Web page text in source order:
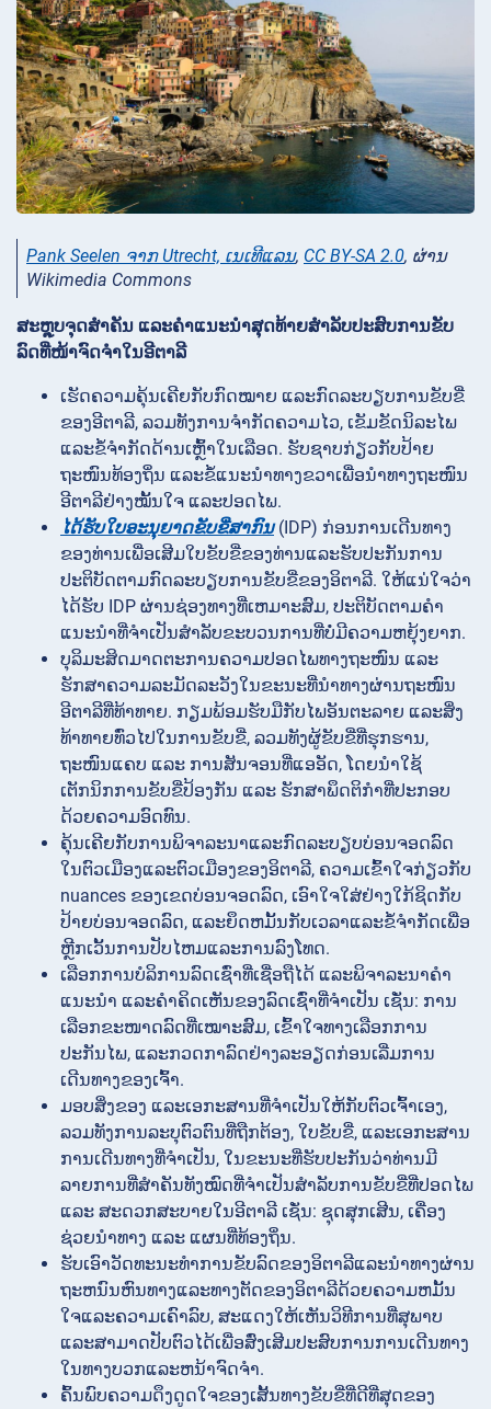
Pank Seelen ຈາກ Utrecht, ເນເທີແລນ, CC BY-SA 2.0, ຜ່ານ
Wikimedia Commons
ສະຫຼຸບຈຸດສຳຄັນ ແລະຄຳແນະນຳສຸດທ້າຍສຳລັບປະສົບການຂັບ
ລົດທີ່ໜ້າຈົດຈຳໃນອີຕາລີ
ເຮັດຄວາມຄຸ້ນເຄີຍກັບກົດໝາຍ ແລະກົດລະບຽບການຂັບຂີ່
ຂອງອີຕາລີ, ລວມທັງການຈຳກັດຄວາມໄວ, ເຂັມຂັດນິລະໄພ
ແລະຂໍ້ຈຳກັດດ້ານເຫຼົ້າໃນເລືອດ. ຮັບຊາບກ່ຽວກັບປ້າຍ
ຖະໜົນທ້ອງຖິ່ນ ແລະຂໍ້ແນະນຳທາງຂວາເພື່ອນຳທາງຖະໜົນ
ອີຕາລີຢ່າງໝັ້ນໃຈ ແລະປອດໄພ.
ໄດ້ຮັບໃບອະນຸຍາດຂັບຂີ່ສາກົນ(IDP) ກ່ອນການເດີນທາງ
ຂອງທ່ານເພື່ອເສີມໃບຂັບຂີ່ຂອງທ່ານແລະຮັບປະກັນການ
ປະຕິບັດຕາມກົດລະບຽບການຂັບຂີ່ຂອງອິຕາລີ. ໃຫ້ແນ່ໃຈວ່າ
ໄດ້ຮັບ IDP ຜ່ານຊ່ອງທາງທີ່ເຫມາະສົມ, ປະຕິບັດຕາມຄໍາ
ແນະນໍາທີ່ຈໍາເປັນສໍາລັບຂະບວນການທີ່ບໍ່ມີຄວາມຫຍຸ້ງຍາກ.
ບຸລິມະສິດມາດຕະການຄວາມປອດໄພທາງຖະໜົນ ແລະ
ຮັກສາຄວາມລະມັດລະວັງໃນຂະນະທີ່ນຳທາງຜ່ານຖະໜົນ
ອີຕາລີທີ່ທ້າທາຍ. ກຽມພ້ອມຮັບມືກັບໄພອັນຕະລາຍ ແລະສິ່ງ
ທ້າທາຍທົ່ວໄປໃນການຂັບຂີ່, ລວມທັງຜູ້ຂັບຂີ່ທີ່ຮຸກຮານ,
ຖະໜົນແຄບ ແລະ ການສັນຈອນທີ່ແອອັດ, ໂດຍນຳໃຊ້
ເຕັກນິກການຂັບຂີ່ປ້ອງກັນ ແລະ ຮັກສາພຶດຕິກຳທີ່ປະກອບ
ດ້ວຍຄວາມອົດທົນ.
ຄຸ້ນເຄີຍກັບການພິຈາລະນາແລະກົດລະບຽບບ່ອນຈອດລົດ
ໃນຕົວເມືອງແລະຕົວເມືອງຂອງອິຕາລີ, ຄວາມເຂົ້າໃຈກ່ຽວກັບ
nuances ຂອງເຂດບ່ອນຈອດລົດ, ເອົາໃຈໃສ່ຢ່າງໃກ້ຊິດກັບ
ປ້າຍບ່ອນຈອດລົດ, ແລະຍຶດຫມັ້ນກັບເວລາແລະຂໍ້ຈໍາກັດເພື່ອ
ຫຼີກເວັ້ນການປັບໄຫມແລະການລົງໂທດ.
ເລືອກການບໍລິການລົດເຊົ່າທີ່ເຊື່ອຖືໄດ້ ແລະພິຈາລະນາຄໍາ
ແນະນໍາ ແລະຄໍາຄິດເຫັນຂອງລົດເຊົ່າທີ່ຈຳເປັນ ເຊັ່ນ: ການ
ເລືອກຂະໜາດລົດທີ່ເໝາະສົມ, ເຂົ້າໃຈທາງເລືອກການ
ປະກັນໄພ, ແລະກວດກາລົດຢ່າງລະອຽດກ່ອນເລີ່ມການ
ເດີນທາງຂອງເຈົ້າ.
ມອບສິ່ງຂອງ ແລະເອກະສານທີ່ຈຳເປັນໃຫ້ກັບຕົວເຈົ້າເອງ,
ລວມທັງການລະບຸຕົວຕົນທີ່ຖືກຕ້ອງ, ໃບຂັບຂີ່, ແລະເອກະສານ
ການເດີນທາງທີ່ຈຳເປັນ, ໃນຂະນະທີ່ຮັບປະກັນວ່າທ່ານມີ
ລາຍການທີ່ສຳຄັນທັງໝົດທີ່ຈຳເປັນສຳລັບການຂັບຂີ່ທີ່ປອດໄພ
ແລະ ສະດວກສະບາຍໃນອີຕາລີ ເຊັ່ນ: ຊຸດສຸກເສີນ, ເຄື່ອງ
ຊ່ວຍນຳທາງ ແລະ ແຜນທີ່ທ້ອງຖິ່ນ.
ຮັບເອົາວັດທະນະທໍາການຂັບລົດຂອງອິຕາລີແລະນໍາທາງຜ່ານ
ຖະຫນົນຫົນທາງແລະທາງຕັດຂອງອິຕາລີດ້ວຍຄວາມຫມັ້ນ
ໃຈແລະຄວາມເຄົາລົບ, ສະແດງໃຫ້ເຫັນວິທີການທີ່ສຸພາບ
ແລະສາມາດປັບຕົວໄດ້ເພື່ອສົ່ງເສີມປະສົບການການເດີນທາງ
ໃນທາງບວກແລະຫນ້າຈົດຈໍາ.
ຄົ້ນພົບຄວາມດຶງດູດໃຈຂອງເສັ້ນທາງຂັບຂີ່ທີ່ດີທີ່ສຸດຂອງ